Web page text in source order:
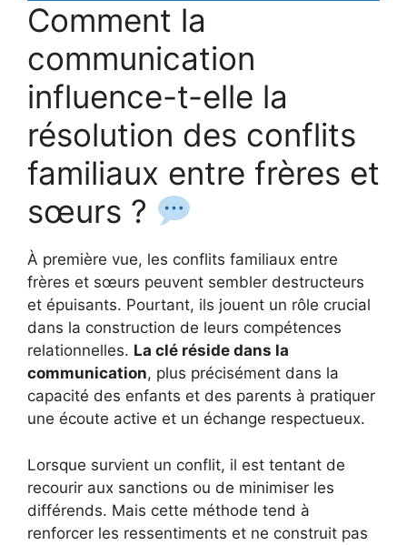
Comment la
communication
influence-t-elle la
résolution des conflits
familiaux entre frères et
sœurs ?
À première vue, les conflits familiaux entre
frères et sœurs peuvent sembler destructeurs
et épuisants. Pourtant, ils jouent un rôle crucial
dans la construction de leurs compétences
relationnelles. La clé réside dans la
communication, plus précisément dans la
capacité des enfants et des parents à pratiquer
une écoute active et un échange respectueux.
Lorsque survient un conflit, il est tentant de
recourir aux sanctions ou de minimiser les
différends. Mais cette méthode tend à
renforcer les ressentiments et ne construit pas